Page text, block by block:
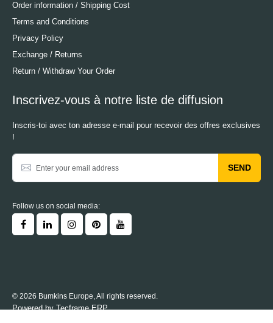
Order information / Shipping Cost
Terms and Conditions
Privacy Policy
Exchange / Returns
Return / Withdraw Your Order
Inscrivez-vous à notre liste de diffusion
Inscris-toi avec ton adresse e-mail pour recevoir des offres exclusives
!
SEND
Follow us on social media:
© 2026 Bumkins Europe, All rights reserved.
Powered byTecframe ERP